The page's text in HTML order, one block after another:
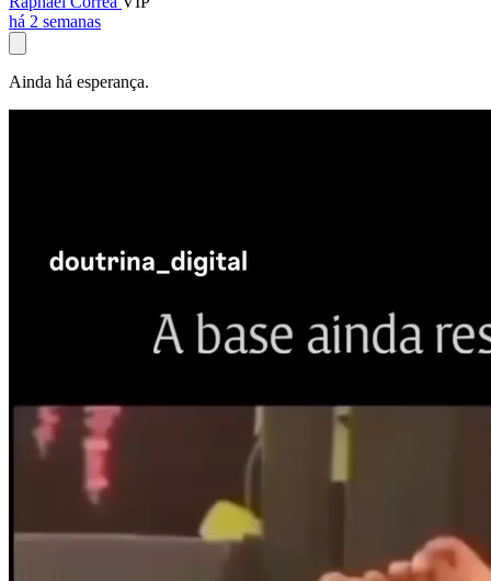
há 2 semanas
Ainda há esperança.